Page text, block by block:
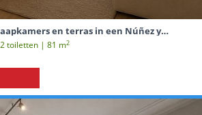
en terras in een Núñez y
Antoni
toiletten | 81 m2